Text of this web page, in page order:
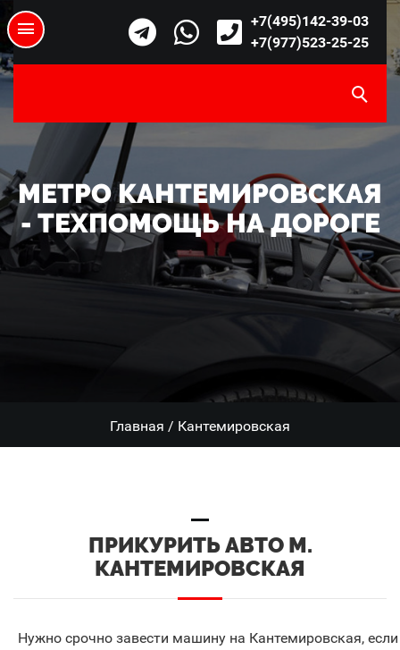
МЕТРО КАНТЕМИРОВСКАЯ
- ТЕХПОМОЩЬ НА ДОРОГЕ
Главная / Кантемировская
+7(495)142-39-03
+7(977)523-25-25
ПРИКУРИТЬ АВТО М.
КАНТЕМИРОВСКАЯ
Нужно срочно завести машину на Кантемировская, если